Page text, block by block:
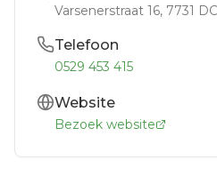
Varsenerstraat 16, 7731 DC
Telefoon
0529 453 415
Website
Bezoek website